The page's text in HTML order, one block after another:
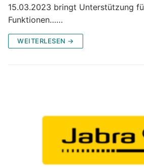
15.03.2023 bringt Unterstützung
Funktionen……
WEITERLESEN →